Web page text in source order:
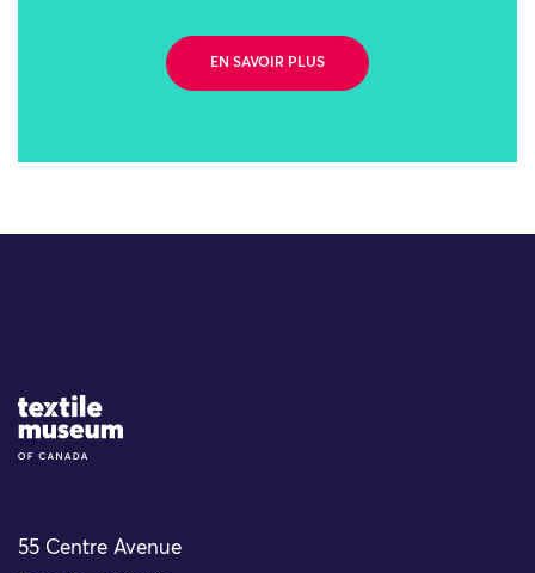
EN SAVOIR PLUS
Site Logo
55 Centre Avenue